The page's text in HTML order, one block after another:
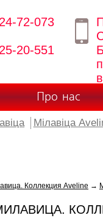
72-073
20-551
Про нас
Мілавіца
Коллекция Aveline →